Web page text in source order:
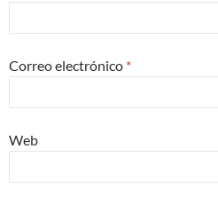
Correo electrónico *
Web